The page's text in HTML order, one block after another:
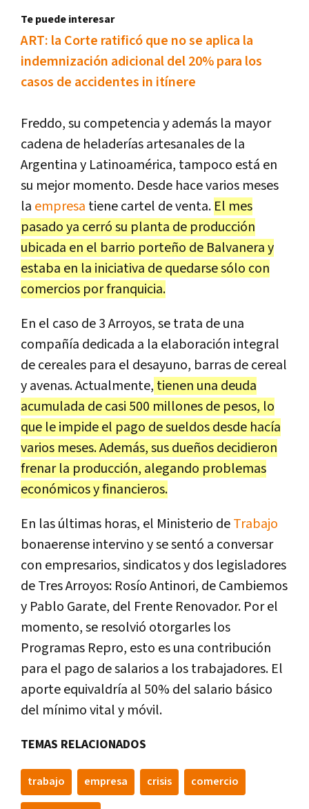
Te puede interesar
ART: la Corte ratificó que no se aplica la
indemnización adicional del 20% para los
casos de accidentes in itínere
Freddo, su competencia y además la mayor
cadena de heladerías artesanales de la
Argentina y Latinoamérica, tampoco está en
su mejor momento. Desde hace varios meses
la empresa tiene cartel de venta. El mes
pasado ya cerró su planta de producción
ubicada en el barrio porteño de Balvanera y
estaba en la iniciativa de quedarse sólo con
comercios por franquicia.
En el caso de 3 Arroyos, se trata de una
compañía dedicada a la elaboración integral
de cereales para el desayuno, barras de cereal
y avenas. Actualmente, tienen una deuda
acumulada de casi 500 millones de pesos, lo
que le impide el pago de sueldos desde hacía
varios meses. Además, sus dueños decidieron
frenar la producción, alegando problemas
económicos y financieros.
En las últimas horas, el Ministerio deTrabajo
bonaerense intervino y se sentó a conversar
con empresarios, sindicatos y dos legisladores
de Tres Arroyos: Rosío Antinori, de Cambiemos
y Pablo Garate, del Frente Renovador. Por el
momento, se resolvió otorgarles los
Programas Repro, esto es una contribución
para el pago de salarios a los trabajadores. El
aporte equivaldría al 50% del salario básico
del mínimo vital y móvil.
TEMAS RELACIONADOS
trabajo empresa crisis comercio